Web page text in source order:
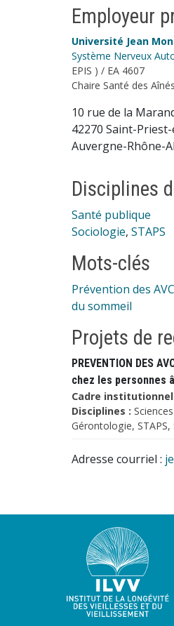
Employeur
Université Jean
Système Nerveux
EPIS ) / EA 4607
Chaire Santé des
10 rue de la
42270 Saint-
Auvergne-Rhône-
Disciplines
Santé publique
Sociologie, STAPS
Mots-clés
Prévention des AVC
du sommeil
Projets de
PREVENTION DES
chez les personnes
Cadre
Disciplines :
Gérontologie,
Adresse courriel :